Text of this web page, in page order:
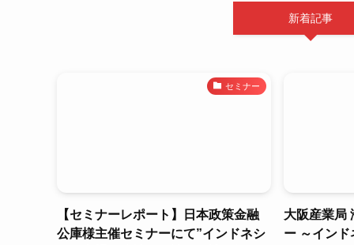
新着記事
セミナー
【セミナーレポート】日本政策金融
公庫様主催セミナーにて”インドネシ
大阪産業局
ー ～イン